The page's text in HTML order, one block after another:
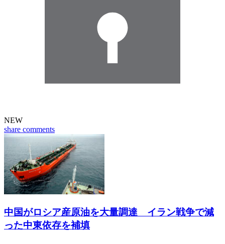
NEW
share comments
中国がロシア産原油を大量調達 イラン戦争で減
った中東依存を補填